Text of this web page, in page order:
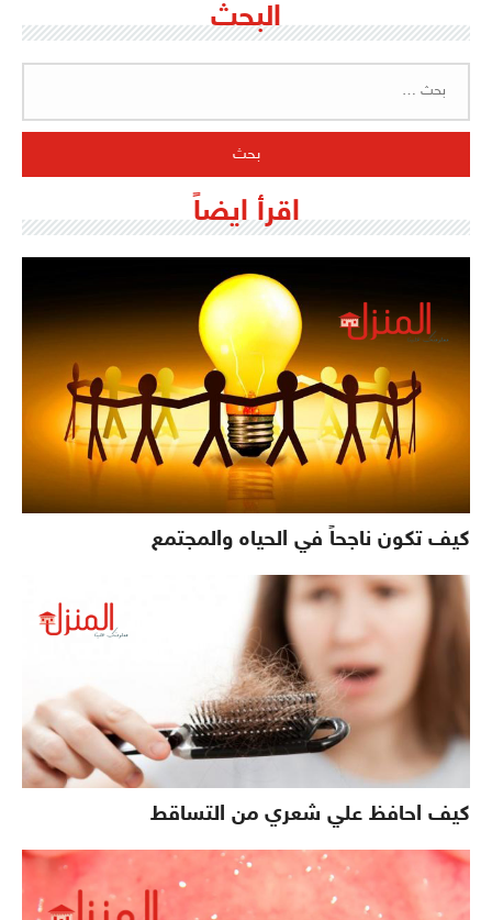
البحث
اقرأ ايضاً
كيف تكون ناجحاً في الحياه والمجتمع
كيف احافظ علي شعري من التساقط